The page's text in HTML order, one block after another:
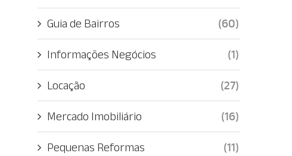
Guia de Bairros (60)
Informações Negócios (1)
Locação (27)
Mercado Imobiliário (16)
Pequenas Reformas (11)